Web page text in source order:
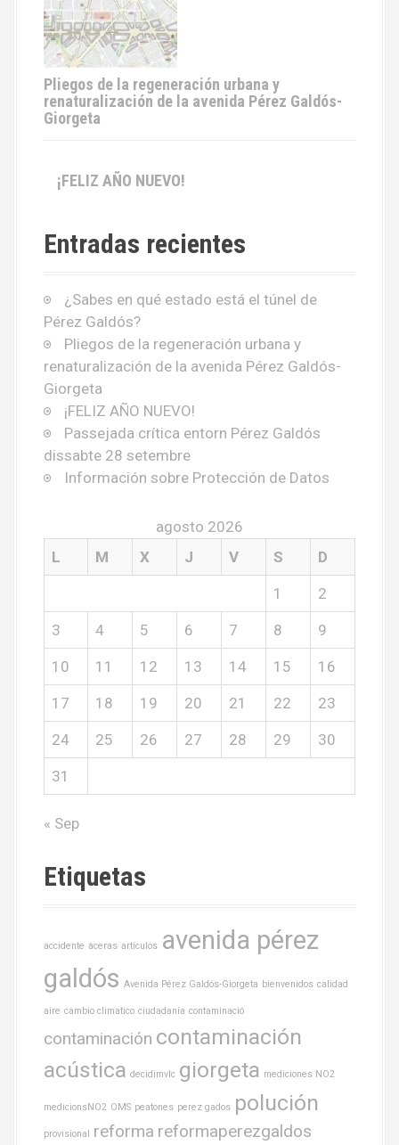
Pliegos de la regeneración urbana y
renaturalización de la avenida Pérez Galdós-
Giorgeta
¡FELIZ AÑO NUEVO!
Entradas recientes
¿Sabes en qué estado está el túnel de
Pérez Galdós?
Pliegos de la regeneración urbana y
renaturalización de la avenida Pérez Galdós-
Giorgeta
¡FELIZ AÑO NUEVO!
Passejada crítica entorn Pérez Galdós
dissabte 28 setembre
Información sobre Protección de Datos
agosto 2026
L
M X J V S D
1 2
3 4 5 6 7 8 9
10 11 12 13 14 15 16
17 18 19 20 21 22 23
24 25 26 27 28 29 30
31
« Sep
Etiquetas
accidente aceras artículos avenida pérez
galdós Avenida Pérez Galdós-Giorgeta bienvenidos calidad
aire cambio climatico ciudadanía contaminació
contaminación contaminación
acústica decidimvlc giorgeta mediciones NO2
medicionsNO2 OMS peatones perez gados polución
provisional reforma reformaperezgaldos